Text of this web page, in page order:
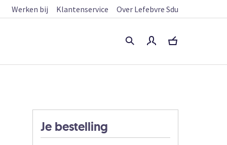
Werken bij Klantenservice Over Lefebvre Sdu
Je bestelling